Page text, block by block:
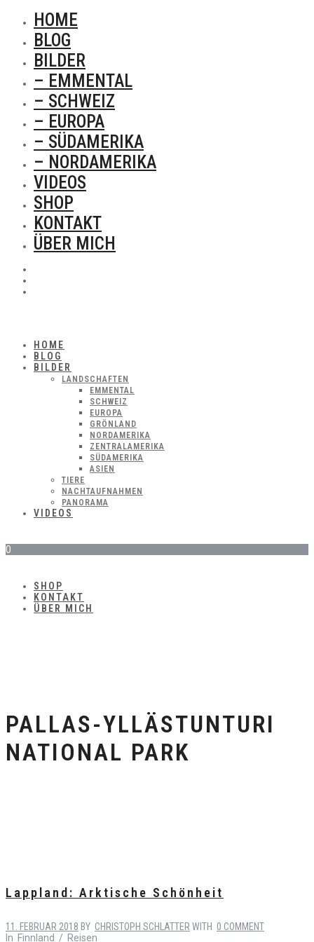
HOME
BLOG
BILDER
– EMMENTAL
– SCHWEIZ
– EUROPA
– SÜDAMERIKA
– NORDAMERIKA
VIDEOS
SHOP
KONTAKT
ÜBER MICH
HOME
BLOG
BILDER
LANDSCHAFTEN
EMMENTAL
SCHWEIZ
EUROPA
GRÖNLAND
NORDAMERIKA
ZENTRALAMERIKA
SÜDAMERIKA
ASIEN
TIERE
NACHTAUFNAHMEN
PANORAMA
VIDEOS
0
SHOP
KONTAKT
ÜBER MICH
PALLAS-YLLÄSTUNTURI
NATIONAL PARK
Lappland: Arktische Schönheit
11. FEBRUAR 2018 BY CHRISTOPH SCHLATTER WITH 0 COMMENT
In Finnland / Reisen